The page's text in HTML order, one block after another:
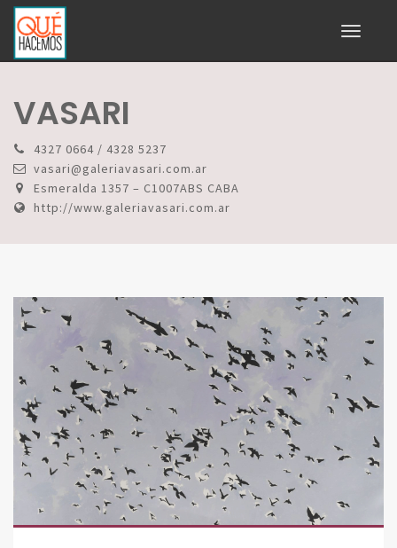
Toggle
VASARI
4327 0664 / 4328 5237
vasari@galeriavasari.com.ar
Esmeralda 1357 – C1007ABS CABA
http://www.galeriavasari.com.ar